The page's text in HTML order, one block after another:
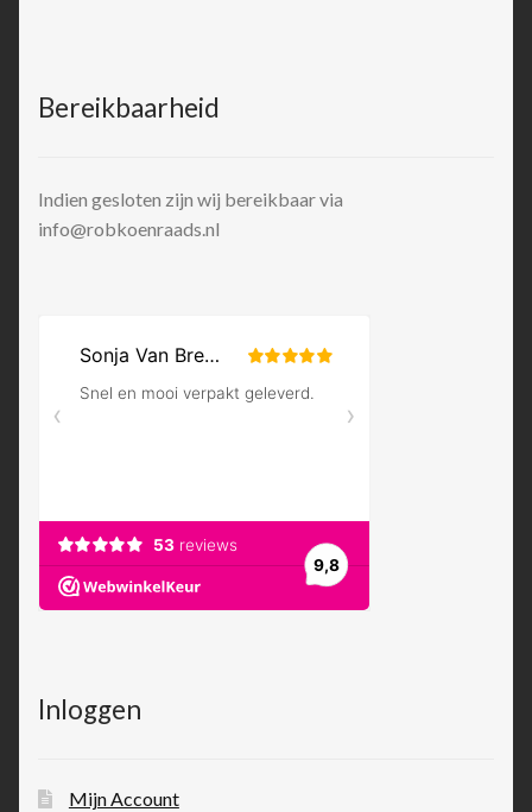
Bereikbaarheid
Indien gesloten zijn wij bereikbaar via
info@robkoenraads.nl
Inloggen
Mijn Account